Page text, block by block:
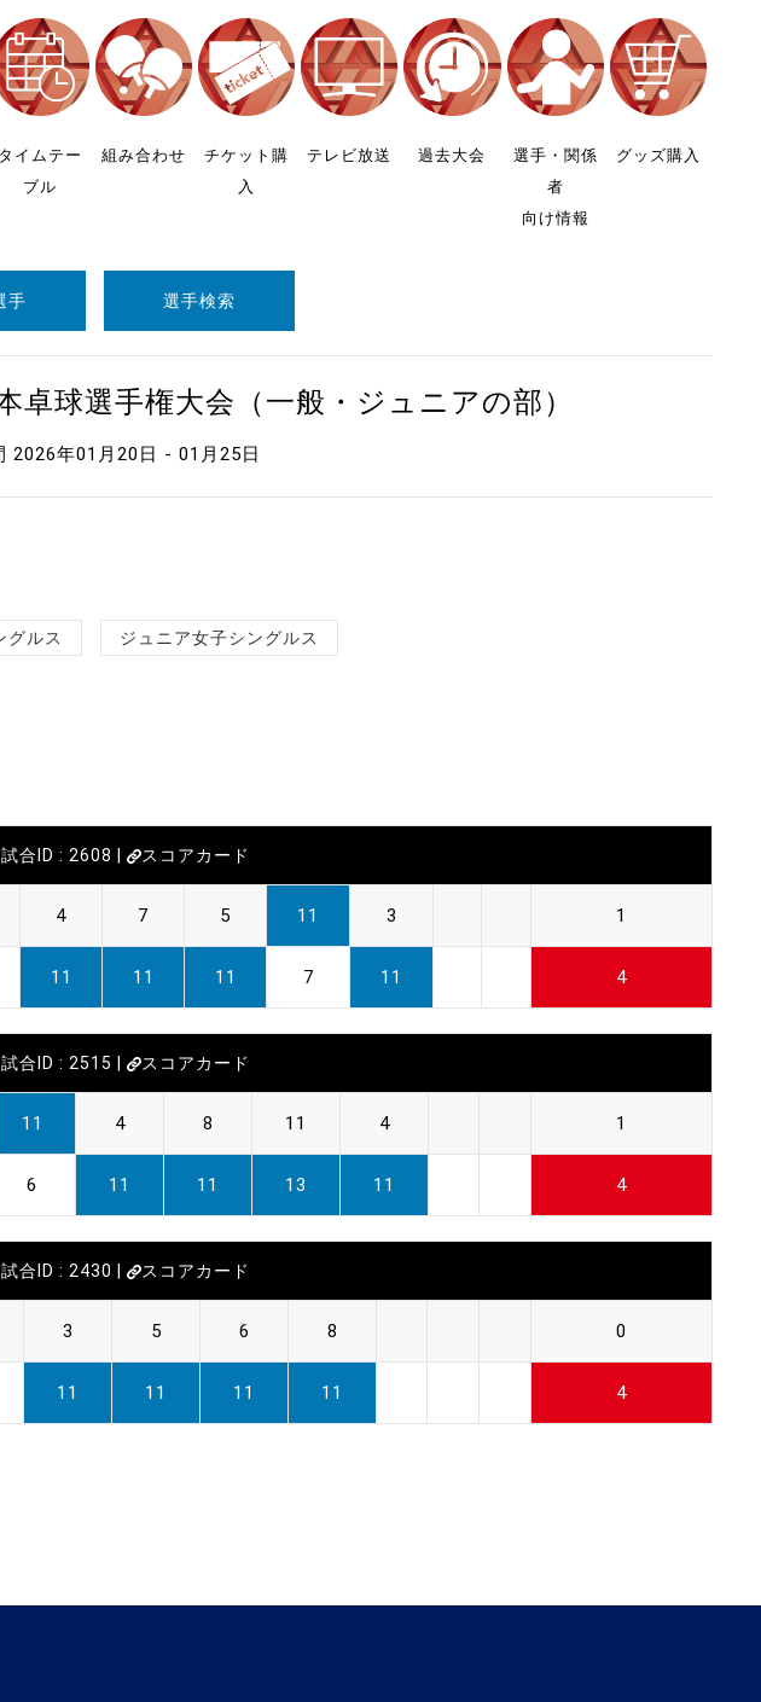
タイムテー
ブル
組み合わせ
チケット購
入
テレビ放送 過去大会
選手・関係
者
向け情報
グッズ購入
手 選手検索
卓球選手権大会（一般・ジュニアの部）
2026年01月20日 - 01月25日
グルス ジュニア女子シングルス
合ID : 2608 | スコアカード
4 7 5 11 3 1
11 11 11 7 11 4
合ID : 2515 | スコアカード
11 4 8 11 4 1
6 11 11 13 11 4
合ID : 2430 | スコアカード
3 5 6 8 0
11 11 11 11 4